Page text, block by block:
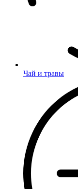
Чай и травы